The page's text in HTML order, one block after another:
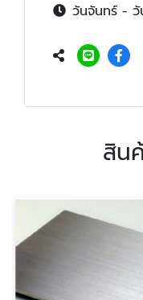
วันจันทร์ - วั
สิน